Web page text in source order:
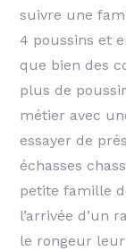
suivre une
4 poussins et
que bien des
plus de
métier avec
essayer de
échasses
petite famille
l’arrivée d’un
le rongeur